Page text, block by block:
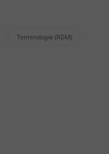
Terminologie (RDM)